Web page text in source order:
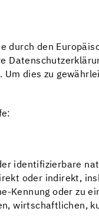
durch den
dies zu
identifizierbare
oder indirekt,
Kennung oder zu
wirtschaftlichen,